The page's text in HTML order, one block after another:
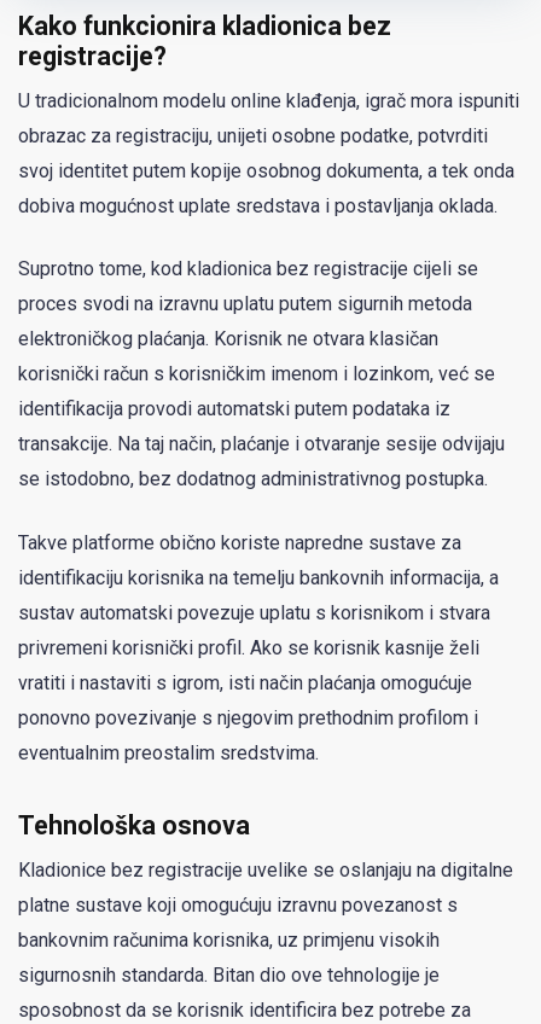
Kako funkcionira kladionica bez
registracije?
U tradicionalnom modelu online klađenja, igrač mora ispuniti
obrazac za registraciju, unijeti osobne podatke, potvrditi
svoj identitet putem kopije osobnog dokumenta, a tek onda
dobiva mogućnost uplate sredstava i postavljanja oklada.
Suprotno tome, kod kladionica bez registracije cijeli se
proces svodi na izravnu uplatu putem sigurnih metoda
elektroničkog plaćanja. Korisnik ne otvara klasičan
korisnički račun s korisničkim imenom i lozinkom, već se
identifikacija provodi automatski putem podataka iz
transakcije. Na taj način, plaćanje i otvaranje sesije odvijaju
se istodobno, bez dodatnog administrativnog postupka.
Takve platforme obično koriste napredne sustave za
identifikaciju korisnika na temelju bankovnih informacija, a
sustav automatski povezuje uplatu s korisnikom i stvara
privremeni korisnički profil. Ako se korisnik kasnije želi
vratiti i nastaviti s igrom, isti način plaćanja omogućuje
ponovno povezivanje s njegovim prethodnim profilom i
eventualnim preostalim sredstvima.
Tehnološka osnova
Kladionice bez registracije uvelike se oslanjaju na digitalne
platne sustave koji omogućuju izravnu povezanost s
bankovnim računima korisnika, uz primjenu visokih
sigurnosnih standarda. Bitan dio ove tehnologije je
sposobnost da se korisnik identificira bez potrebe za